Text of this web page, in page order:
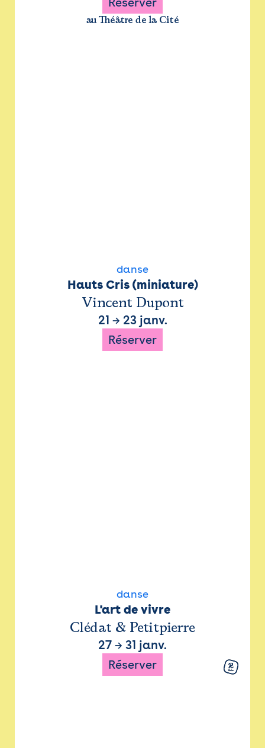
au Théâtre de la Cité
danse
Hauts Cris (miniature)
Vincent Dupont
21 → 23 janv.
Réserver
danse
L'art de vivre
Clédat & Petitpierre
27 → 31 janv.
Réserver